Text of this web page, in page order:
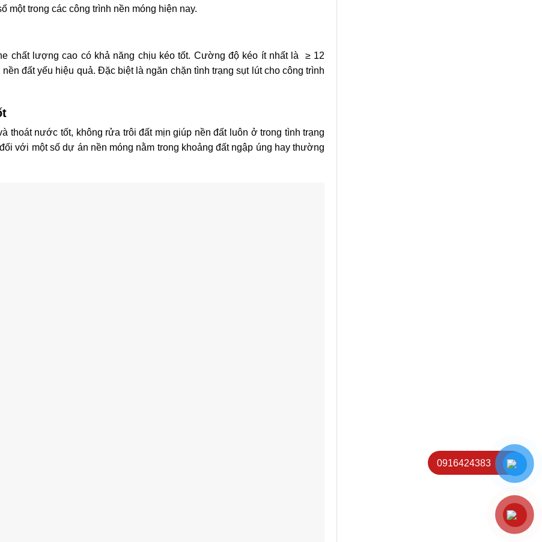
trong các công trình nền móng hiện nay.
chất lượng cao có khả năng chịu kéo tốt. Cường độ kéo ít nhất là ≥ 12
đất yếu hiệu quả. Đặc biệt là ngăn chặn tình trạng sụt lút cho công trình
thoát nước tốt, không rửa trôi đất mịn giúp nền đất luôn ở trong tình trạng
với một số dự án nền móng nằm trong khoảng đất ngập úng hay thường
0916424383